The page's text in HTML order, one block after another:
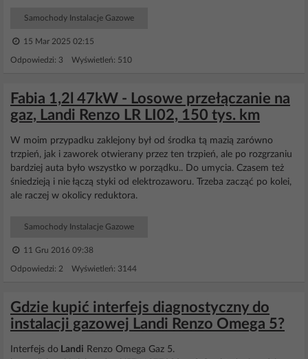
Samochody Instalacje Gazowe
15 Mar 2025 02:15
Odpowiedzi: 3 Wyświetleń: 510
Fabia 1,2l 47kW - Losowe przełączanie na
gaz, Landi Renzo LR LI02, 150 tys. km
W moim przypadku zaklejony był od środka tą mazią zarówno
trzpień, jak i zaworek otwierany przez ten trzpień, ale po rozgrzaniu
bardziej auta było wszystko w porządku.. Do umycia. Czasem też
śniedzieją i nie łączą styki od elektrozaworu. Trzeba zacząć po kolei,
ale raczej w okolicy reduktora.
Samochody Instalacje Gazowe
11 Gru 2016 09:38
Odpowiedzi: 2 Wyświetleń: 3144
Gdzie kupić interfejs diagnostyczny do
instalacji gazowej Landi Renzo Omega 5?
Interfejs do Landi Renzo Omega Gaz 5.